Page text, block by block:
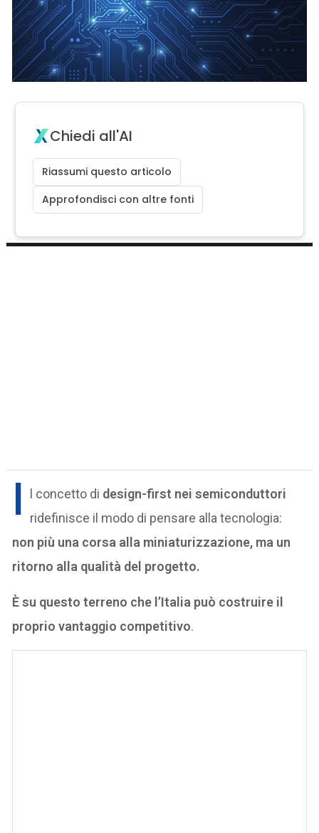
Chiedi all'AI
Riassumi questo articolo
Approfondisci con altre fonti
I l concetto di design-first nei semiconduttori
ridefinisce il modo di pensare alla tecnologia:
non più una corsa alla miniaturizzazione, ma un
ritorno alla qualità del progetto.
È su questo terreno che l’Italia può costruire il
proprio vantaggio competitivo.